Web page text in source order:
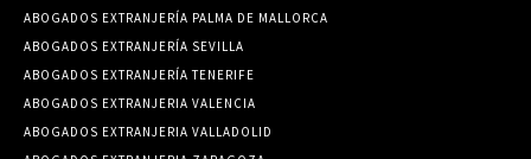
ABOGADOS EXTRANJERÍA PALMA DE MALLORCA
ABOGADOS EXTRANJERÍA SEVILLA
ABOGADOS EXTRANJERÍA TENERIFE
ABOGADOS EXTRANJERIA VALENCIA
ABOGADOS EXTRANJERIA VALLADOLID